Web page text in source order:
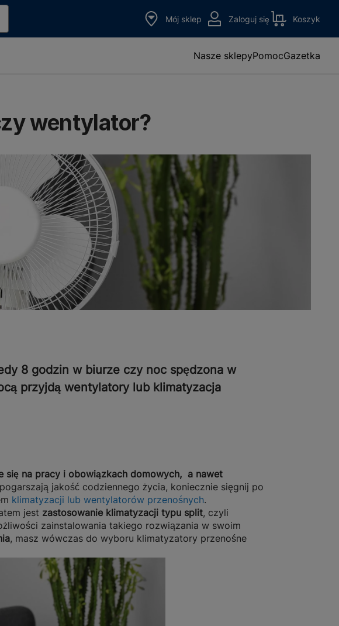
Mój sklep Zaloguj się Koszyk
Nasze sklepyPomocGazetka
wentylator?
8 godzin w biurze czy noc spędzona w
przyjdą wentylatory lub klimatyzacja
się na pracy i obowiązkach domowych, a nawet
jakość codziennego życia, koniecznie sięgnij po
klimatyzacji lub wentylatorów przenośnych.
jest zastosowanie klimatyzacji typu split, czyli
zainstalowania takiego rozwiązania w swoim
, masz wówczas do wyboru klimatyzatory przenośne